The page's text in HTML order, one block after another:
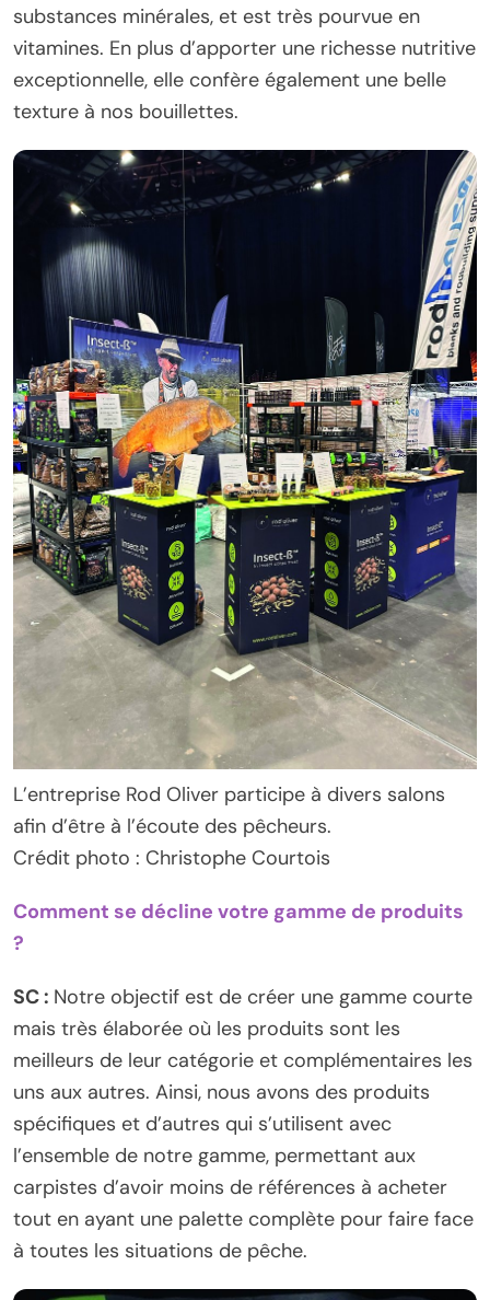
substances minérales, et est très pourvue en
vitamines. En plus d’apporter une richesse nutritive
exceptionnelle, elle confère également une belle
texture à nos bouillettes.
L’entreprise Rod Oliver participe à divers salons
afin d’être à l’écoute des pêcheurs.
Crédit photo : Christophe Courtois
Comment se décline votre gamme de produits
?
SC : Notre objectif est de créer une gamme courte
mais très élaborée où les produits sont les
meilleurs de leur catégorie et complémentaires les
uns aux autres. Ainsi, nous avons des produits
spécifiques et d’autres qui s’utilisent avec
l’ensemble de notre gamme, permettant aux
carpistes d’avoir moins de références à acheter
tout en ayant une palette complète pour faire face
à toutes les situations de pêche.